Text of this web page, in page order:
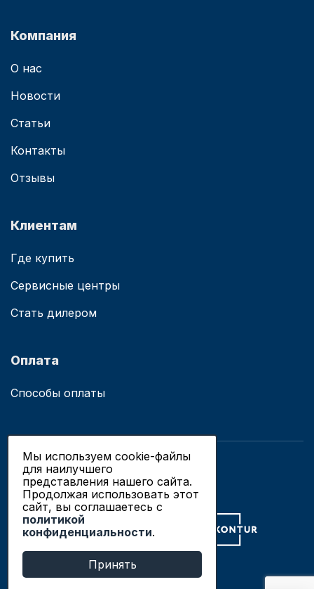
Компания
О нас
Новости
Статьи
Контакты
Отзывы
Клиентам
Где купить
Сервисные центры
Стать дилером
Оплата
Способы оплаты
© 2019 - 2026 ООО «Сианово»
Политика конфиденциальности
Разработка сайтов в Новосибирске
Продвижение сайтов
Мы используем cookie-файлы
для наилучшего
представления нашего сайта.
Продолжая использовать этот
сайт, вы соглашаетесь c
политикой
конфиденциальности.
Принять